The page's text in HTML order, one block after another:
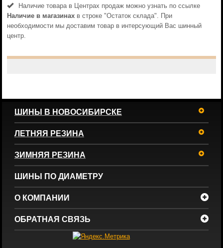
Наличие товара в Центрах продаж можно узнать по ссылке
Наличие в магазинахв строке "Остаток склада". При
необходимости мы доставим товар в интерсующий Вас шинный
центр.
ШИНЫ В НОВОСИБИРСКЕ
ЛЕТНЯЯ РЕЗИНА
ЗИМНЯЯ РЕЗИНА
ШИНЫ ПО ДИАМЕТРУ
О КОМПАНИИ
ОБРАТНАЯ СВЯЗЬ